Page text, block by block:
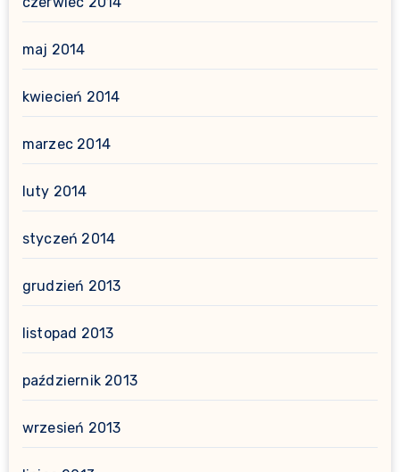
maj 2014
kwiecień 2014
marzec 2014
luty 2014
styczeń 2014
grudzień 2013
listopad 2013
październik 2013
wrzesień 2013